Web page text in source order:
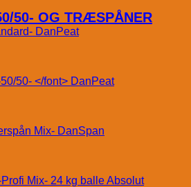
50- OG TRÆSPÅNER
DanPeat
DanPeat
DanSpan
Absolut